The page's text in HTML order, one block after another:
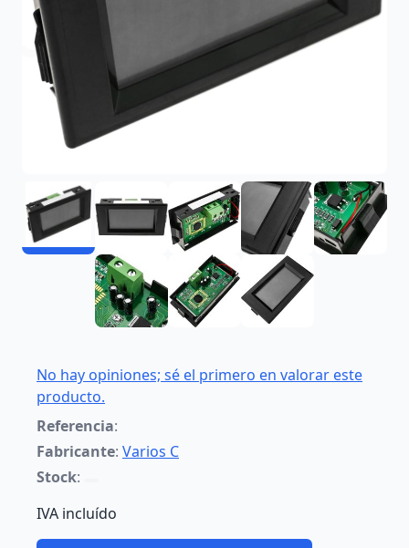
No hay opiniones; sé el primero en valorar este
producto.
Referencia:
Fabricante: Varios C
Stock:
IVA incluído